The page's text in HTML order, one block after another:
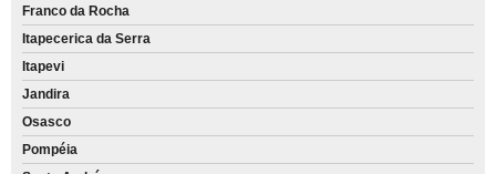
Franco da Rocha
Itapecerica da Serra
Itapevi
Jandira
Osasco
Pompéia